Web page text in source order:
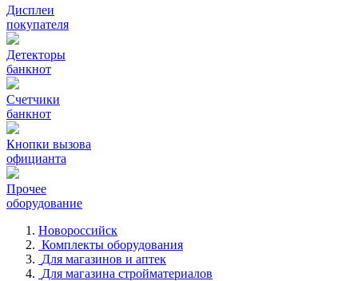
Дисплеи
покупателя
Детекторы
банкнот
Счетчики
банкнот
Кнопки вызова
официанта
Прочее
оборудование
Новороссийск
Комплекты оборудования
Для магазинов и аптек
Для магазина стройматериалов